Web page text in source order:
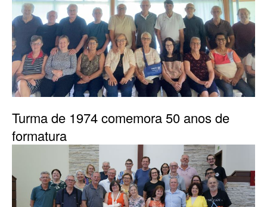
Turma de 1974 comemora 50 anos de
formatura